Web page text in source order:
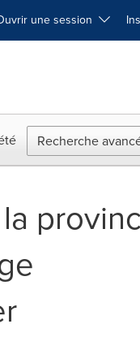
une session
Recherche